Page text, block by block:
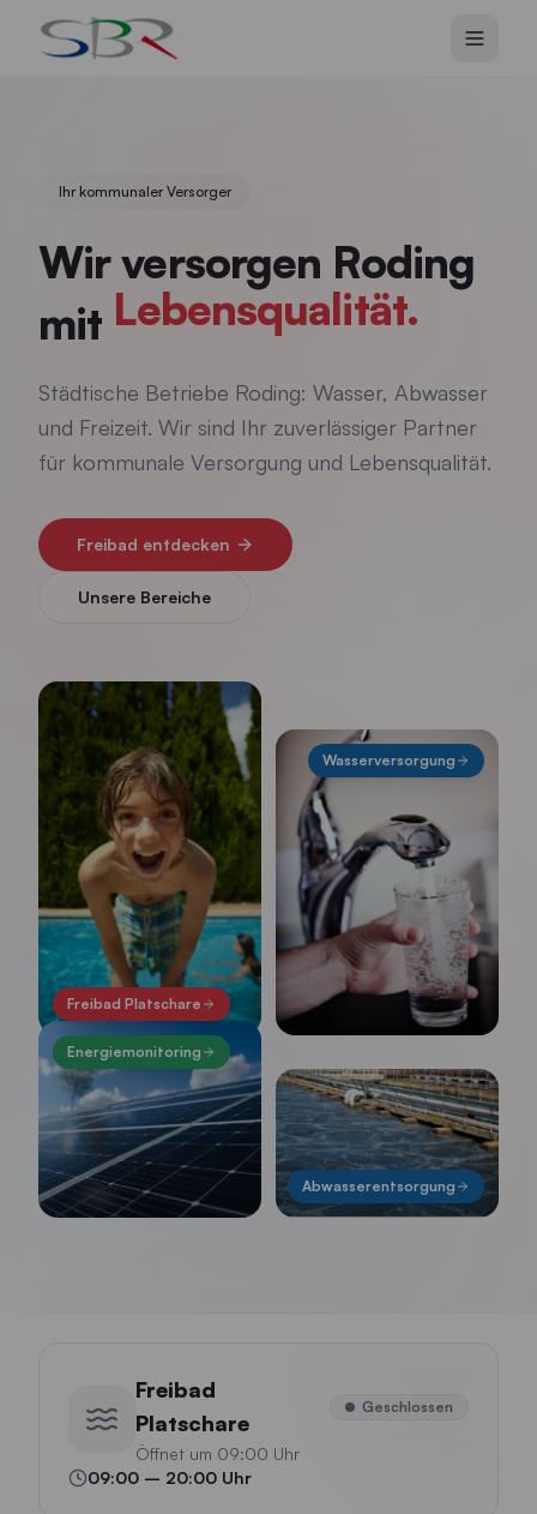
Zum Hauptinhalt springen
Ihr kommunaler Versorger
Wir versorgen Roding
mit Lebensqualität.
Städtische Betriebe Roding: Wasser, Abwasser
und Freizeit. Wir sind Ihr zuverlässiger Partner
für kommunale Versorgung und Lebensqualität.
Freibad entdecken
Unsere Bereiche
Freibad Platschare
Wasserversorgung
Energiemonitoring
Abwasserentsorgung
Freibad
Platschare
Geschlossen
Öffnet um 09:00 Uhr
09:00 – 20:00 Uhr